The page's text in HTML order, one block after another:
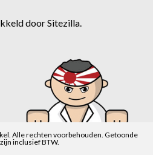
doorSitezilla.
Alle rechten voorbehouden. Getoonde
inclusief BTW.